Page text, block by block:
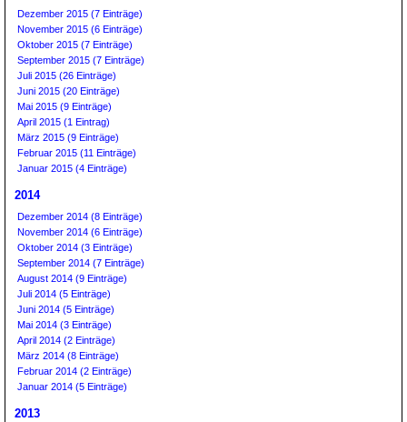
Dezember 2015 (7 Einträge)
November 2015 (6 Einträge)
Oktober 2015 (7 Einträge)
September 2015 (7 Einträge)
Juli 2015 (26 Einträge)
Juni 2015 (20 Einträge)
Mai 2015 (9 Einträge)
April 2015 (1 Eintrag)
März 2015 (9 Einträge)
Februar 2015 (11 Einträge)
Januar 2015 (4 Einträge)
2014
Dezember 2014 (8 Einträge)
November 2014 (6 Einträge)
Oktober 2014 (3 Einträge)
September 2014 (7 Einträge)
August 2014 (9 Einträge)
Juli 2014 (5 Einträge)
Juni 2014 (5 Einträge)
Mai 2014 (3 Einträge)
April 2014 (2 Einträge)
März 2014 (8 Einträge)
Februar 2014 (2 Einträge)
Januar 2014 (5 Einträge)
2013